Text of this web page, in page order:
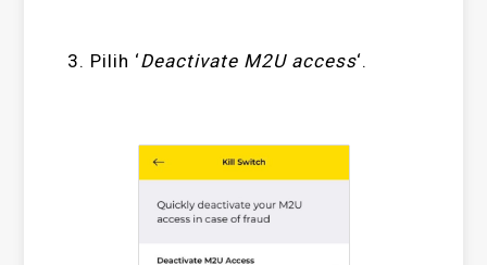
3. Pilih ‘Deactivate M2U access‘.